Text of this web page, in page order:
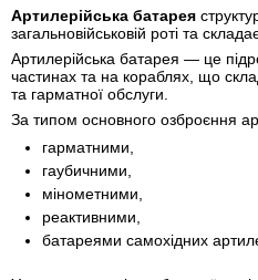
Артилерійська батарея
загальновійськовій роті та
Артилерійська батарея — це
частинах та на кораблях, що
та гарматної обслуги.
За типом основного озброєння
гарматними,
гаубичними,
мінометними,
реактивними,
батареями самохідних